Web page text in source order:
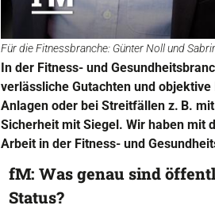
Für die Fitnessbranche: Günter Noll und
In der Fitness- und
verlässliche Gutachten und
Anlagen oder bei Streitfällen z. B.
Sicherheit mit Siegel. Wir haben mit
Arbeit in der Fitness- und
fM: Was genau sind
Status?